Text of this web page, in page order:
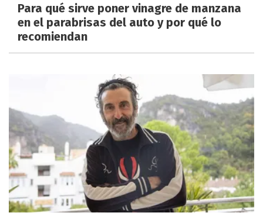
Para qué sirve poner vinagre de manzana
en el parabrisas del auto y por qué lo
recomiendan